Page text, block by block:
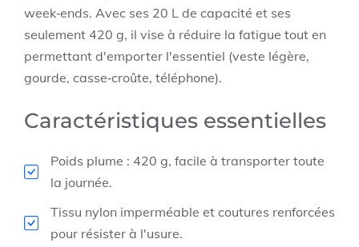
week‑ends. Avec ses 20 L de capacité et ses
seulement 420 g, il vise à réduire la fatigue tout en
permettant d'emporter l'essentiel (veste légère,
gourde, casse‑croûte, téléphone).
Caractéristiques essentielles
Poids plume : 420 g, facile à transporter toute
la journée.
Tissu nylon imperméable et coutures renforcées
pour résister à l'usure.